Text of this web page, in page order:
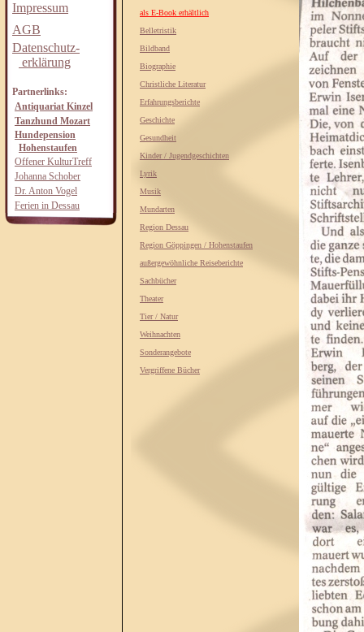
Impressum
AGB
Datenschutz-
erklärung
Partnerlinks:
Antiquariat Kinzel
Tanzhund Mozart
Hundepension
Hohenstaufen
Offener KulturTreff
Johanna Schober
Dr. Anton Vogel
Ferien in Dessau
als E-Book erhältlich
Belletristik
Bildband
Biographie
Christliche Literatur
Erfahrungsberichte
Geschichte
Gesundheit
Kinder / Jugendgeschichten
Lyrik
Musik
Mundarten
Region Dessau
Region Göppingen / Hohenstaufen
außergewöhnliche Reiseberichte
Sachbücher
Theater
Tier / Natur
Weihnachten
Sonderangebote
Vergriffene Bücher